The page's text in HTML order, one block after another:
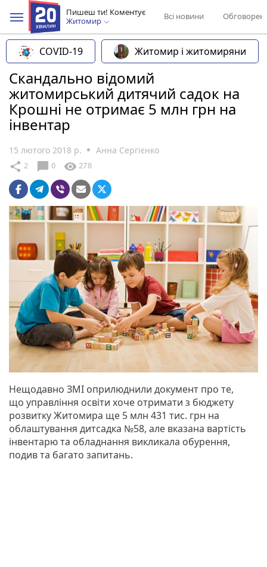
Пишеш ти! Коментує
Житомир
Всі новини
COVID-19 Житомир і житомиряни
Скандально відомий
житомирський дитячий садок на
Крошні не отримає 5 млн грн на
інвентар
15 лютого 2018 р. Анна Сергієнко
share 2 chat_bubble 0 visibility 278
Нещодавно ЗМІ оприлюднили документ про те,
що управління освіти хоче отримати з бюджету
розвитку Житомира ще 5 млн 431 тис. грн на
облаштування дитсадка №58, але вказана вартість
інвентарю та обладнання викликала обурення,
подив та багато запитань.